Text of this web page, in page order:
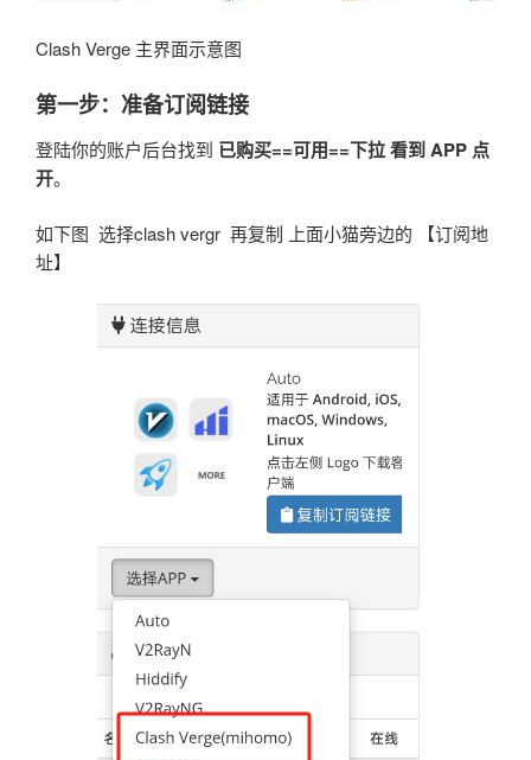
Clash Verge 主界面示意图
第一步：准备订阅链接
登陆你的账户后台找到 已购买==可用==下拉 看到 APP 点
开。
如下图 选择clash vergr 再复制 上面小猫旁边的 【订阅地
址】